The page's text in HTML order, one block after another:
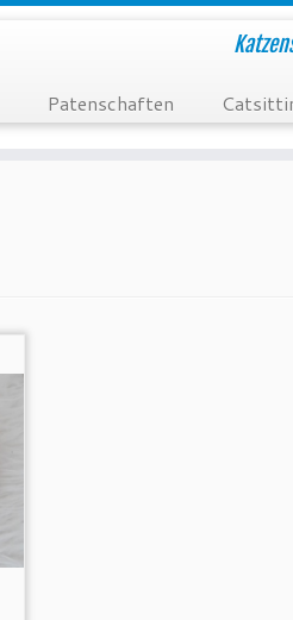
Patenschaften